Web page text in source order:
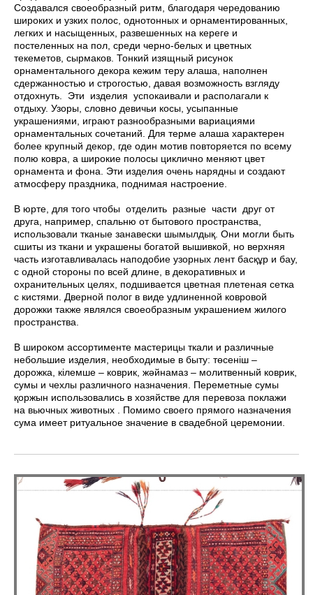
Создавался своеобразный ритм, благодаря чередованию
широких и узких полос, однотонных и орнаментированных,
легких и насыщенных, развешенных на кереге и
постеленных на пол, среди черно-белых и цветных
текеметов, сырмаков. Тонкий изящный рисунок
орнаментального декора кежим теру алаша, наполнен
сдержанностью и строгостью, давая возможность взгляду
отдохнуть. Эти изделия успокаивали и располагали к
отдыху. Узоры, словно девичьи косы, усыпанные
украшениями, играют разнообразными вариациями
орнаментальных сочетаний. Для терме алаша характерен
более крупный декор, где один мотив повторяется по всему
полю ковра, а широкие полосы циклично меняют цвет
орнамента и фона. Эти изделия очень нарядны и создают
атмосферу праздника, поднимая настроение.
В юрте, для того чтобы отделить разные части друг от
друга, например, спальню от бытового пространства,
использовали тканые занавески шымылдық. Они могли быть
сшиты из ткани и украшены богатой вышивкой, но верхняя
часть изготавливалась наподобие узорных лент басқұр и бау,
с одной стороны по всей длине, в декоративных и
охранительных целях, подшивается цветная плетеная сетка
с кистями. Дверной полог в виде удлиненной ковровой
дорожки также являлся своеобразным украшением жилого
пространства.
В широком ассортименте мастерицы ткали и различные
небольшие изделия, необходимые в быту: төсеніш –
дорожка, кілемше – коврик, жəйнамаз – молитвенный коврик,
сумы и чехлы различного назначения. Переметные сумы
қоржын использовались в хозяйстве для перевоза поклажи
на вьючных животных . Помимо своего прямого назначения
сума имеет ритуальное значение в свадебной церемонии.